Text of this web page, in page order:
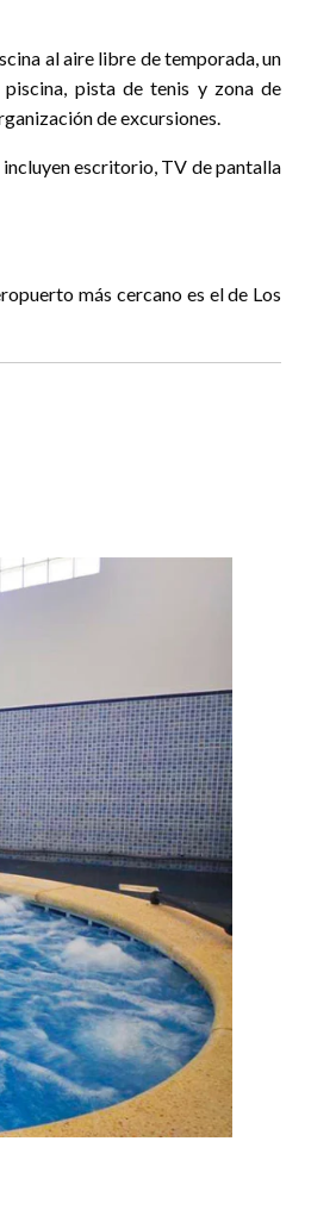
al aire libre de temporada, un
pista de tenis y zona de
de excursiones.
escritorio, TV de pantalla
más cercano es el de Los